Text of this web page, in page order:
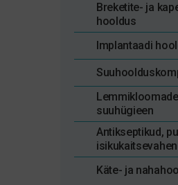
Breketite- ja
hooldus
Implantaadi
Lemmikloomade
suuhügieen
Antikseptikud,
Käte- ja